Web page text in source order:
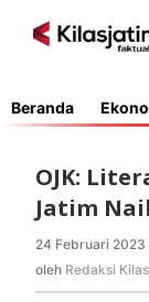
Beranda
OJK:
Jatim
24 Februari 2023
oleh Redaksi